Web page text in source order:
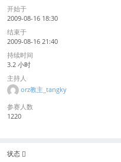
开始于
2009-08-16 18:30
结束于
2009-08-16 21:40
持续时间
3.2 小时
主持人
orz教主_tangky
参赛人数
1220
状态